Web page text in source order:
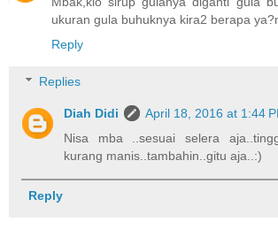
ukuran gula buhuknya kira2 berapa
Reply
Replies
Diah Didi
April 18, 2016 at 1:44
Nisa mba ..sesuai selera
kurang manis..tambahin..gitu aja..:)
Reply